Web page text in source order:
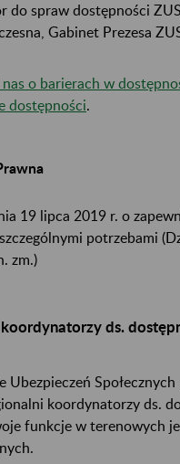
do spraw dostępności
Gabinet Prezesa
o barierach w
dostępności.
19 lipca 2019 r. o
potrzebami
zm.)
ds.
Ubezpieczeń
koordynatorzy ds.
funkcje w terenowych